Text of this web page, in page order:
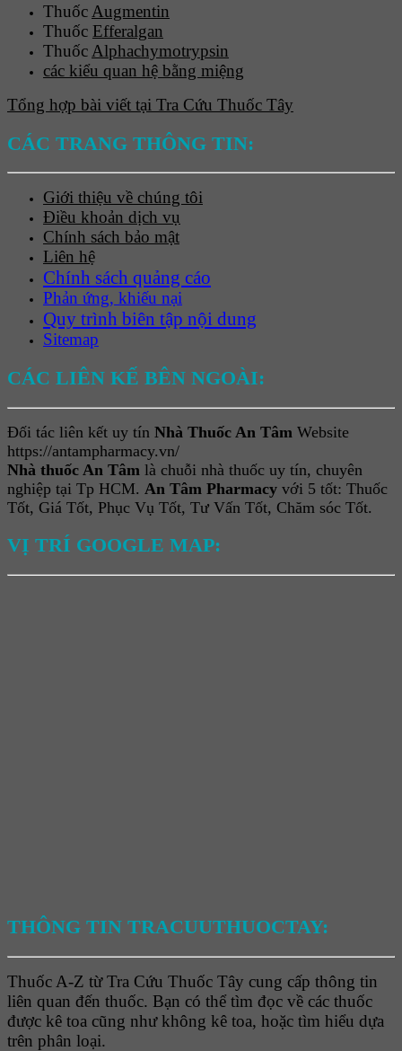
Thuốc Augmentin
Thuốc Efferalgan
Thuốc Alphachymotrypsin
các kiểu quan hệ bằng miệng
Tổng hợp bài viết tại Tra Cứu Thuốc Tây
CÁC TRANG THÔNG TIN:
Giới thiệu về chúng tôi
Điều khoản dịch vụ
Chính sách bảo mật
Liên hệ
Chính sách quảng cáo
Phản ứng, khiếu nại
Quy trình biên tập nội dung
Sitemap
CÁC LIÊN KẾ BÊN NGOÀI:
Đối tác liên kết uy tín Nhà Thuốc An Tâm Website
https://antampharmacy.vn/
Nhà thuốc An Tâm là chuỗi nhà thuốc uy tín, chuyên
nghiệp tại Tp HCM. An Tâm Pharmacy với 5 tốt: Thuốc
Tốt, Giá Tốt, Phục Vụ Tốt, Tư Vấn Tốt, Chăm sóc Tốt.
VỊ TRÍ GOOGLE MAP:
THÔNG TIN TRACUUTHUOCTAY:
Thuốc A-Z từ Tra Cứu Thuốc Tây cung cấp thông tin
liên quan đến thuốc. Bạn có thể tìm đọc về các thuốc
được kê toa cũng như không kê toa, hoặc tìm hiểu dựa
trên phân loại.